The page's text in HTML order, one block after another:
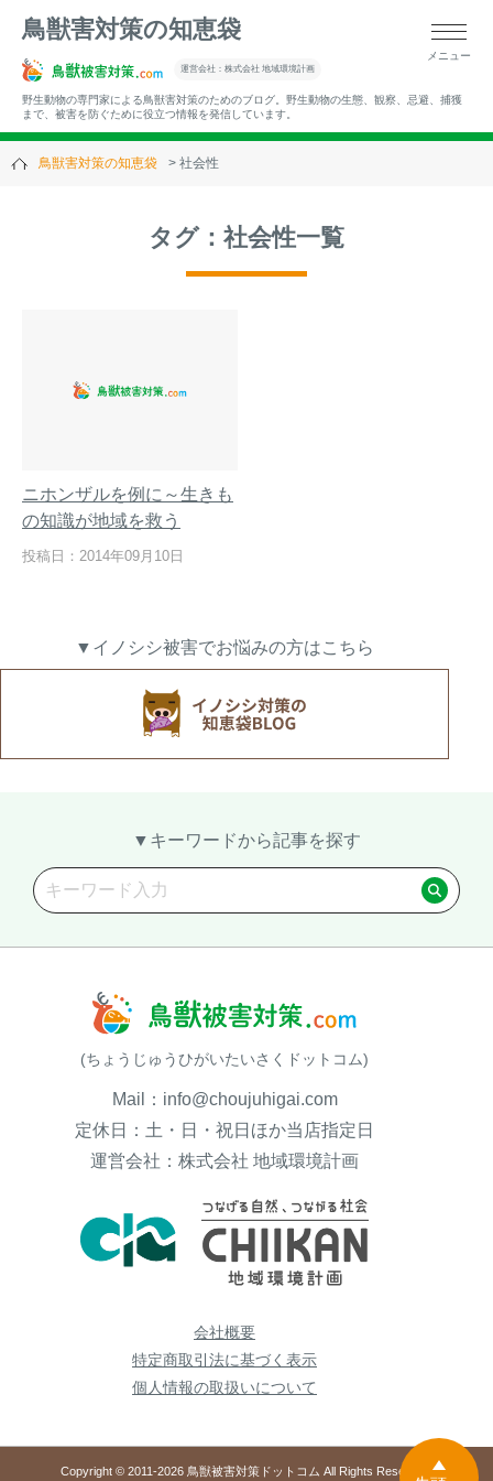
鳥獣害対策の知恵袋
運営会社：株式会社 地域環境計画
野生動物の専門家による鳥獣害対策のためのブログ。野生動物の生態、観察、忌避、捕獲
まで、被害を防ぐために役立つ情報を発信しています。
メニュー
▼キーワードから記事を探す
に」【2024年版】
メルマガ登録 お役立ち資料
ご相談
お問い合わせ
オンライン
鳥獣害対策の知恵袋 社会性
タグ：社会性一覧
ニホンザルを例に～生きも
の知識が地域を救う
投稿日：2014年09月10日
▼イノシシ被害でお悩みの方はこちら
▼キーワードから記事を探す
(ちょうじゅうひがいたいさくドットコム)
Mail：info@choujuhigai.com
定休日：土・日・祝日ほか当店指定日
運営会社：株式会社 地域環境計画
会社概要
特定商取引法に基づく表示
個人情報の取扱いについて
Copyright © 2011-2026 鳥獣被害対策ドットコム All Rights Reserved.